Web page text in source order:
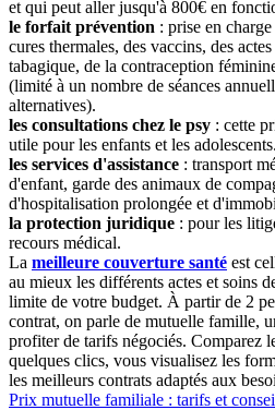
et qui peut aller jusqu'à 800€ en
le forfait prévention : prise en
cures thermales, des vaccins, des
tabagique, de la contraception
(limité à un nombre de séances
alternatives).
les consultations chez le psy : cette
utile pour les enfants et les adolescents.
les services d'assistance : transport
d'enfant, garde des animaux de
d'hospitalisation prolongée et
la protection juridique : pour les
recours médical.
La meilleure couverture santé est
au mieux les différents actes et soins
limite de votre budget. À partir de 2
contrat, on parle de mutuelle famille,
profiter de tarifs négociés. Comparez
quelques clics, vous visualisez les
les meilleurs contrats adaptés aux
Prix mutuelle familiale : tarifs et